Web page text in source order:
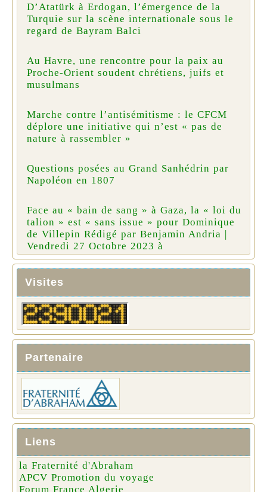
D’Atatürk à Erdogan, l’émergence de la
Turquie sur la scène internationale sous le
regard de Bayram Balci
Au Havre, une rencontre pour la paix au
Proche-Orient soudent chrétiens, juifs et
musulmans
Marche contre l’antisémitisme : le CFCM
déplore une initiative qui n’est « pas de
nature à rassembler »
Questions posées au Grand Sanhédrin par
Napoléon en 1807
Face au « bain de sang » à Gaza, la « loi du
talion » est « sans issue » pour Dominique
de Villepin Rédigé par Benjamin Andria |
Vendredi 27 Octobre 2023 à
Visites
Partenaire
Liens
la Fraternité d'Abraham
APCV Promotion du voyage
Forum France Algerie